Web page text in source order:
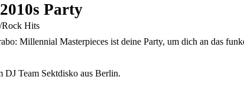
Party
Rock Hits
Millennial Masterpieces ist deine Party, um dich an das
Team Sektdisko aus Berlin.